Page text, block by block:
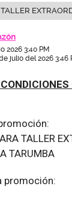
2026 3:40 PM
julio del 2026 3:46
promoción:
TALLER
TARUMBA
la